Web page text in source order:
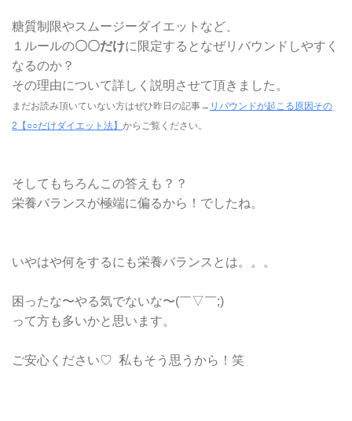
糖質制限やスムージーダイエットなど、
１ルールの〇〇だけに限定するとなぜリバウンドしやすく
なるのか？
その理由について詳しく説明させて頂きました。
まだお読み頂いていない方はぜひ昨日の記事→ リバウンドが起こる原因その
2【○○だけダイエット法】 からご覧ください。
そしてもちろんこの答えも？？
栄養バランスが極端に偏るから！ でしたね。
いやはや何をするにも栄養バランスとは。。。
困ったな〜やる気でないな〜(￣▽￣;)
って方も多いかと思います。
ご安心ください♡ 私もそう思うから！笑